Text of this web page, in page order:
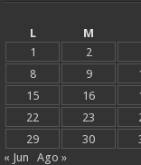
L
M
1
2
8
9
15
16
22
23
29
30
« Jun
Ago »